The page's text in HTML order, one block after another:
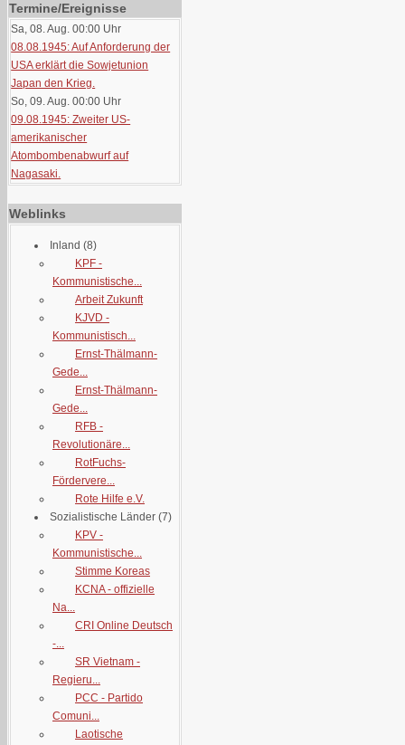
Termine/Ereignisse
Sa, 08. Aug. 00:00 Uhr
08.08.1945: Auf Anforderung der
USA erklärt die Sowjetunion
Japan den Krieg.
So, 09. Aug. 00:00 Uhr
09.08.1945: Zweiter US-
amerikanischer
Atombombenabwurf auf
Nagasaki.
Weblinks
Inland (8)
KPF -
Kommunistische...
Arbeit Zukunft
KJVD -
Kommunistisch...
Ernst-Thälmann-
Gede...
Ernst-Thälmann-
Gede...
RFB -
Revolutionäre...
RotFuchs-
Fördervere...
Rote Hilfe e.V.
Sozialistische Länder (7)
KPV -
Kommunistische...
Stimme Koreas
KCNA - offizielle
Na...
CRI Online Deutsch
-...
SR Vietnam -
Regieru...
PCC - Partido
Comuni...
Laotische